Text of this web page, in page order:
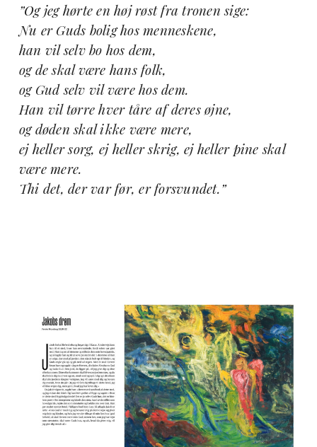
”Og jeg hørte en høj røst fra tronen sige:
Nu er Guds bolig hos menneskene,
han vil selv bo hos dem,
og de skal være hans folk,
og Gud selv vil være hos dem.
Han vil tørre hver tåre af deres øjne,
og døden skal ikke være mere,
ej heller sorg, ej heller skrig, ej heller pine skal
være mere.
Thi det, der var før, er forsvundet.”